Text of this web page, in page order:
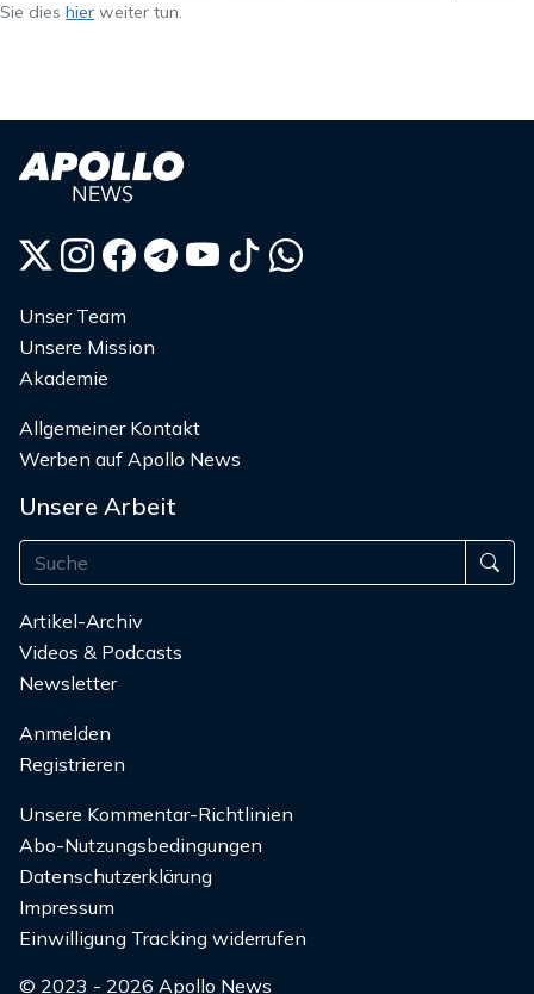
Sie dies hier weiter tun.
Unser Team
Unsere Mission
Akademie
Allgemeiner Kontakt
Werben auf Apollo News
Unsere Arbeit
Artikel-Archiv
Videos & Podcasts
Newsletter
Anmelden
Registrieren
Unsere Kommentar-Richtlinien
Abo-Nutzungsbedingungen
Datenschutzerklärung
Impressum
Einwilligung Tracking widerrufen
© 2023 - 2026 Apollo News